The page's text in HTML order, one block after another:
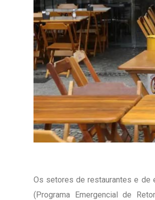
Os setores de restaurantes e
(Programa Emergencial de